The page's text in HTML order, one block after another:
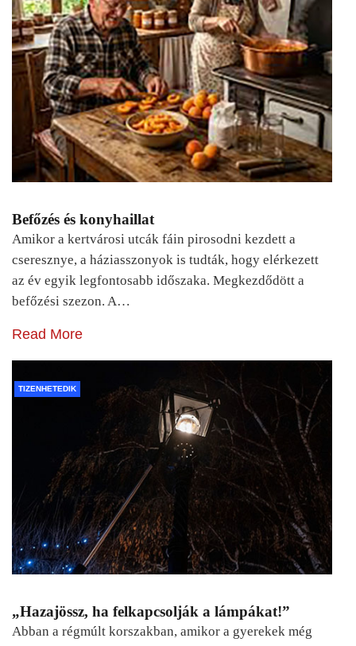
Befőzés és konyhaillat
Amikor a kertvárosi utcák fáin pirosodni kezdett a
cseresznye, a háziasszonyok is tudták, hogy elérkezett
az év egyik legfontosabb időszaka. Megkezdődött a
befőzési szezon. A…
Read More
TIZENHETEDIK
„Hazajössz, ha felkapcsolják a lámpákat!”
Abban a régmúlt korszakban, amikor a gyerekek még